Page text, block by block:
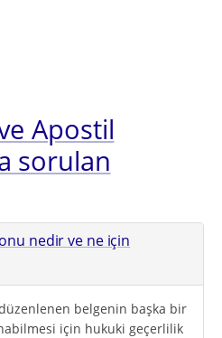
Apostil
sorulan
nedir ve ne için
belgenin başka bir
için hukuki geçerlilik